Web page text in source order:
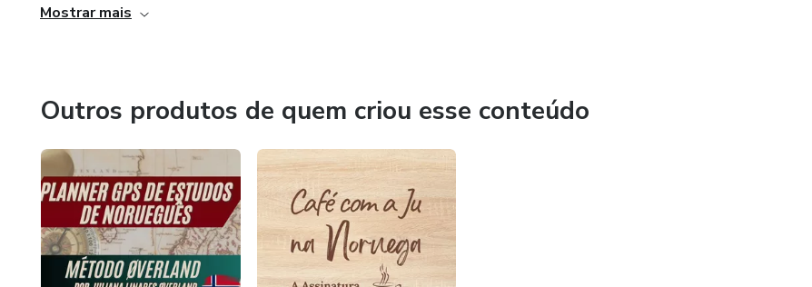
Mostrar mais
Outros produtos de quem criou esse conteúdo